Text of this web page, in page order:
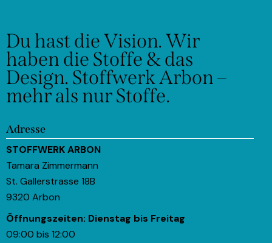
Du hast die Vision.Wir
haben die Stoffe & das
Design. Stoffwerk Arbon –
mehr als nur Stoffe.
Adresse
STOFFWERK ARBON
Tamara Zimmermann
St. Gallerstrasse 18B
9320 Arbon
Öffnungszeiten: Dienstag bis Freitag
09:00 bis 12:00